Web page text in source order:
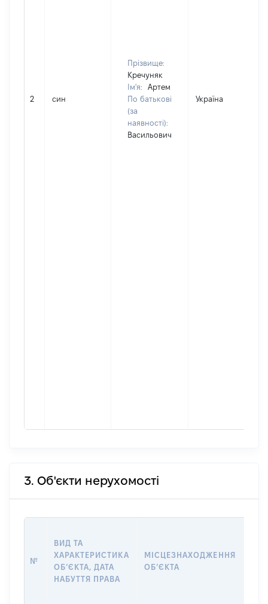
2 син
Прізвище:
Кречуняк
Ім'я:
Артем
По батькові
(за
наявності):
Васильович
Україна
3. Об'єкти нерухомості
№
ВИД ТА
ХАРАКТЕРИСТИКА
ОБʼЄКТА, ДАТА
НАБУТТЯ ПРАВА
МІСЦЕЗНАХОДЖЕННЯ
ОБʼЄКТА